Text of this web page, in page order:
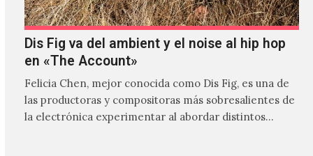
Dis Fig va del ambient y el noise al hip hop
en «The Account»
Felicia Chen, mejor conocida como Dis Fig, es una de
las productoras y compositoras más sobresalientes de
la electrónica experimentar al abordar distintos